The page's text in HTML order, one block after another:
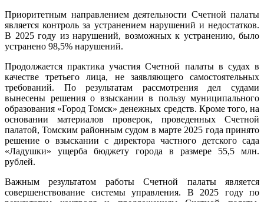
Приоритетным направлением деятельности Счетной палаты
является контроль за устранением нарушений и недостатков.
В 2025 году из нарушений, возможных к устранению, было
устранено 98,5% нарушений.
Продолжается практика участия Счетной палаты в судах в
качестве третьего лица, не заявляющего самостоятельных
требований. По результатам рассмотрения дел судами
вынесены решения о взыскании в пользу муниципального
образования «Город Томск» денежных средств. Кроме того, на
основании материалов проверок, проведенных Счетной
палатой, Томским районным судом в марте 2025 года принято
решение о взыскании с директора частного детского сада
«Ладушки» ущерба бюджету города в размере 55,5 млн.
рублей.
Важным результатом работы Счетной палаты является
совершенствование системы управления. В 2025 году по